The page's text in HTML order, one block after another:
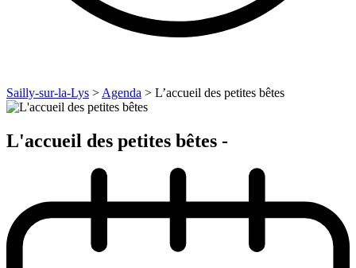
Sailly-sur-la-Lys > Agenda > L’accueil des petites bêtes
L'accueil des petites bêtes -